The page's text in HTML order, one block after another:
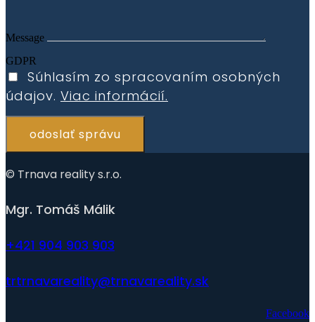
Message
GDPR
Súhlasím zo spracovaním osobných
údajov. Viac informácií.
odoslať správu
© Trnava reality s.r.o.
Mgr. Tomáš Málik
+421 904 903 903
trtrnavareality@trnavareality.sk
Facebook